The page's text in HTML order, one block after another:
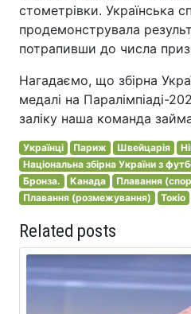
стометрівки. Українська
продемонструвала
потрапивши до числа
Нагадаємо, що збірна
медалі на Паралімпіаді-
заліку наша команда
Українці Париж Швейцарія
Національна збірна України з
Бронза.
Канада
Плавання
Плавання (розмежування)
Токіо
Related posts